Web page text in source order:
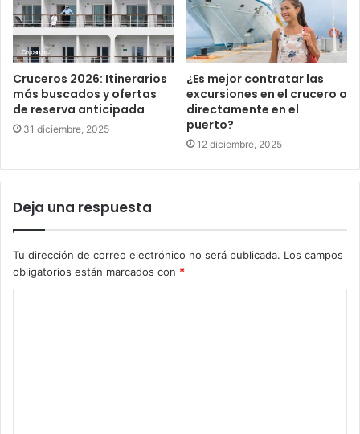
Cruceros 2026: Itinerarios
más buscados y ofertas
de reserva anticipada
31 diciembre, 2025
¿Es mejor contratar las
excursiones en el crucero o
directamente en el
puerto?
12 diciembre, 2025
Deja una respuesta
Tu dirección de correo electrónico no será publicada. Los campos
obligatorios están marcados con *